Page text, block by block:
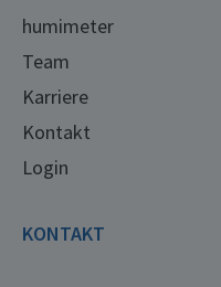
humimeter
Team
Karriere
Kontakt
Login
KONTAKT